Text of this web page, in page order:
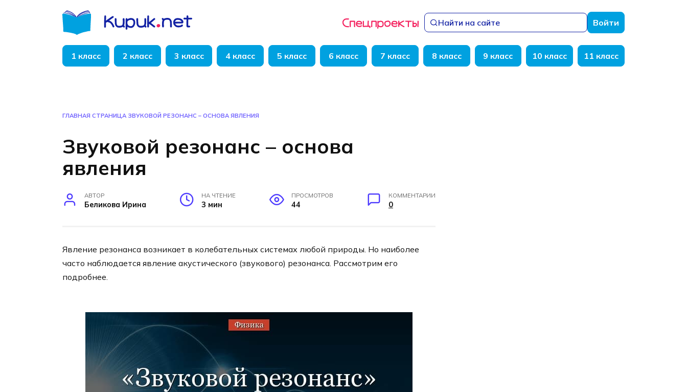
Найти на сайте Войти
1 класс 2 класс 3 класс 4 класс 5 класс 6 класс 7 класс 8 класс 9 класс 10 класс 11 класс
ГЛАВНАЯ СТРАНИЦА ЗВУКОВОЙ РЕЗОНАНС – ОСНОВА ЯВЛЕНИЯ
Звуковой резонанс – основа
явления
АВТОР
Беликова Ирина
НА ЧТЕНИЕ
3 мин
ПРОСМОТРОВ
44
КОММЕНТАРИИ
0
Явление резонанса возникает в колебательных системах любой природы. Но наиболее
часто наблюдается явление акустического (звукового) резонанса. Рассмотрим его
подробнее.